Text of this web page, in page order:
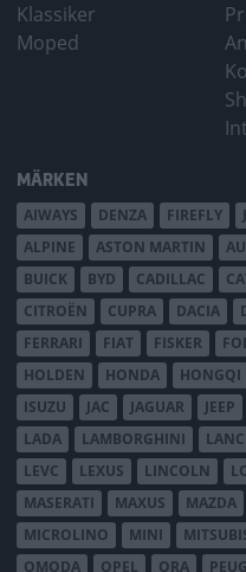
Klassiker
Moped
MÄRKEN
AIWAYS DENZA FIREFLY
ALPINE
ASTON MARTIN
BUICK
BYD CADILLAC
CITROËN
CUPRA DACIA
FERRARI
FIAT FISKER
HOLDEN
HONDA HONGQI
ISUZU
JAC JAGUAR JEEP
LADA
LAMBORGHINI
LEVC
LEXUS LINCOLN
MASERATI
MAXUS MAZDA
MICROLINO
MINI
OMODA
OPEL ORA